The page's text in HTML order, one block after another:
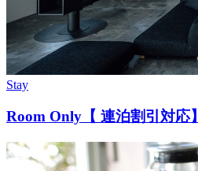
Stay
Room Only【 連泊割引対応】